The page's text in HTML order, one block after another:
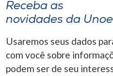
Receba as
novidades da
Usaremos seus dados
com você sobre
podem ser de seu